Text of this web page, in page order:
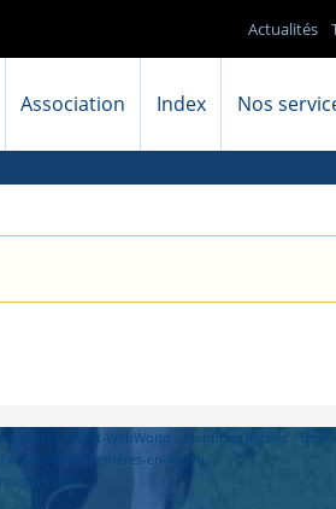
Actualités
Association Index Nos
: West-WebWorld - Mentions légales-
49480 Verrières-en-Anjou